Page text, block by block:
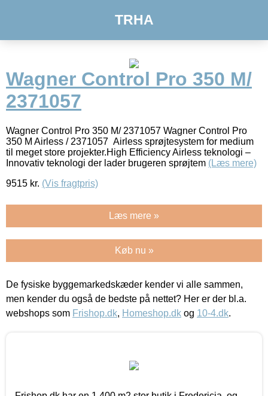
TRHA
Wagner Control Pro 350 M/
2371057
Wagner Control Pro 350 M/ 2371057 Wagner Control Pro
350 M Airless / 2371057 Airless sprøjtesystem for medium
til meget store projekter.High Efficiency Airless teknologi –
Innovativ teknologi der lader brugeren sprøjtem (Læs mere)
9515 kr. (Vis fragtpris)
Læs mere »
Køb nu »
De fysiske byggemarkedskæder kender vi alle sammen,
men kender du også de bedste på nettet? Her er der bl.a.
webshops som Frishop.dk, Homeshop.dk og 10-4.dk.